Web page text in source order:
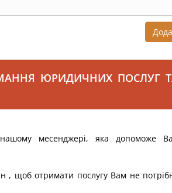
ЮРИДИЧНИХ ПОСЛУГ
месенджері, яка допоможе
, щоб отримати послугу Вам не